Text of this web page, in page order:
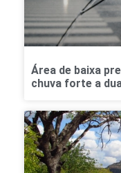
Área de baixa
chuva forte a